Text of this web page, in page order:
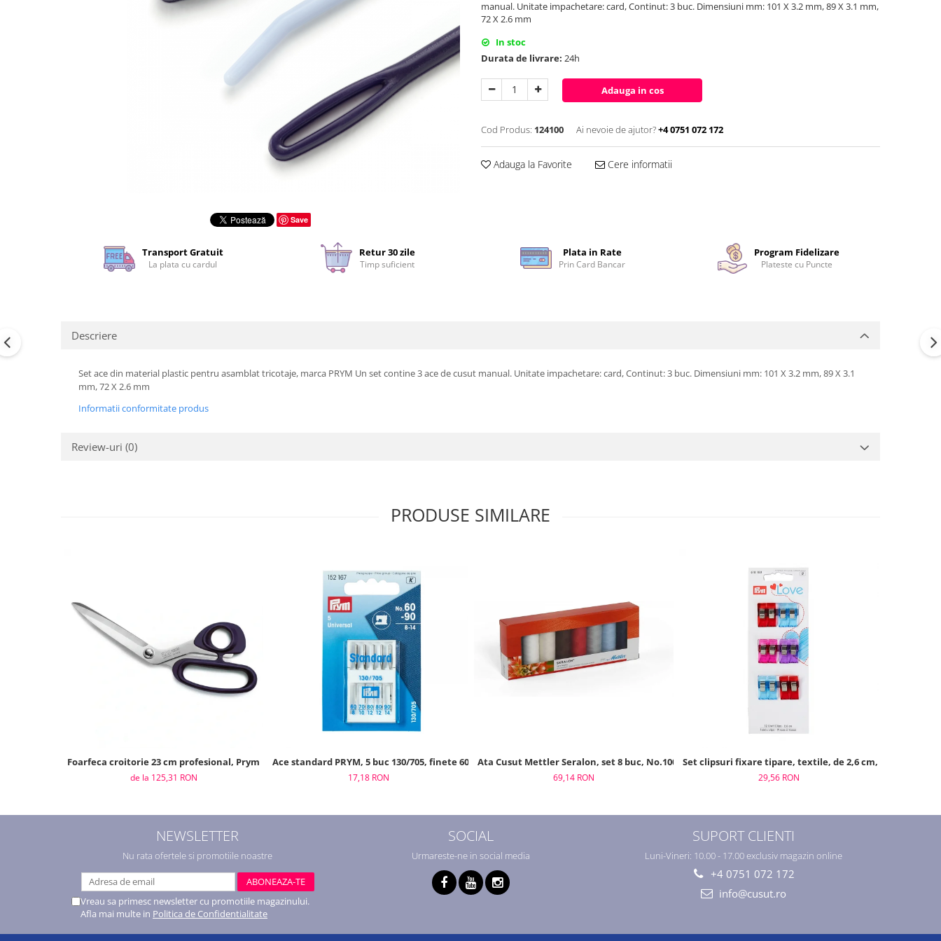
Save
manual. Unitate impachetare: card, Continut: 3 buc. Dimensiuni mm: 101 X 3.2 mm, 89 X 3.1 mm,
72 X 2.6 mm
In stoc
Durata de livrare: 24h
Adauga in cos
Cod Produs: 124100 Ai nevoie de ajutor?+4 0751 072 172
Adauga la Favorite Cere informatii
Transport Gratuit
La plata cu cardul
Retur 30 zile
Timp suficient
Plata in Rate
Prin Card Bancar
Program Fidelizare
Plateste cu Puncte
Descriere
Set ace din material plastic pentru asamblat tricotaje, marca PRYM Un set contine 3 ace de cusut manual. Unitate impachetare: card, Continut: 3 buc. Dimensiuni mm: 101 X 3.2 mm, 89 X 3.1
mm, 72 X 2.6 mm
Informatii conformitate produs
Review-uri (0)
PRODUSE SIMILARE
Foarfeca croitorie 23 cm profesional, Prym
de la 125,31 RON
Ace standard PRYM, 5 buc 130/705, finete 60 - 90
17,18 RON
Ata Cusut Mettler Seralon, set 8 buc, No.100/200m
69,14 RON
Set clipsuri fixare tipare, textile, de 2,6 cm, 12 buc, Prym
29,56 RON
NEWSLETTER
Nu rata ofertele si promotiile noastre
Vreau sa primesc newsletter cu promotiile magazinului.
Afla mai multe in Politica de Confidentialitate
SOCIAL
Urmareste-ne in social media
SUPORT CLIENTI
Luni-Vineri: 10.00 - 17.00 exclusiv magazin online
+4 0751 072 172
info@cusut.ro